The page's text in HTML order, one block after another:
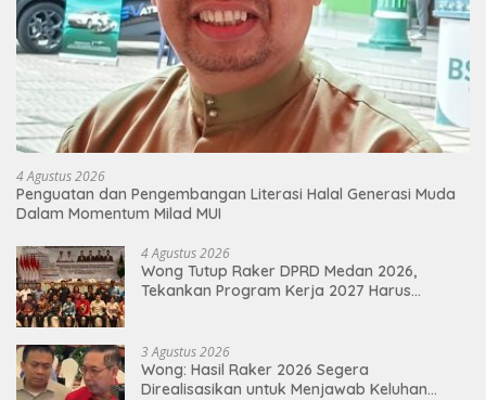
4 Agustus 2026
Penguatan dan Pengembangan Literasi Halal Generasi Muda
Dalam Momentum Milad MUI
4 Agustus 2026
Wong Tutup Raker DPRD Medan 2026,
Tekankan Program Kerja 2027 Harus
3 Agustus 2026
Wong: Hasil Raker 2026 Segera
Direalisasikan untuk Menjawab Keluhan